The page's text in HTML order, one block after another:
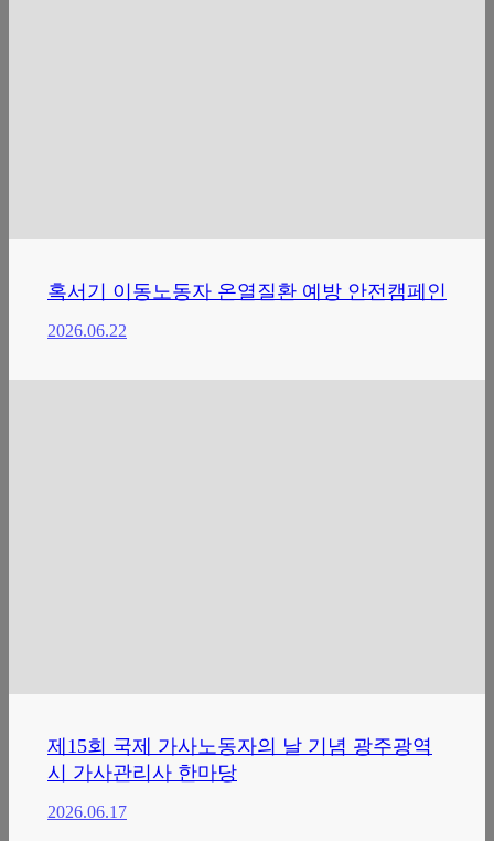
혹서기 이동노동자 온열질환 예방 안전캠페인
2026.06.22
제15회 국제 가사노동자의 날 기념 광주광역
시 가사관리사 한마당
2026.06.17